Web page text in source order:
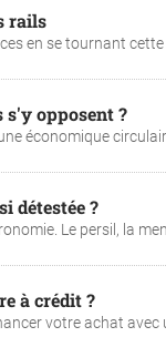
rails
en se tournant cette
s'y opposent ?
économique
détestée ?
Le persil, la
à crédit ?
votre achat avec